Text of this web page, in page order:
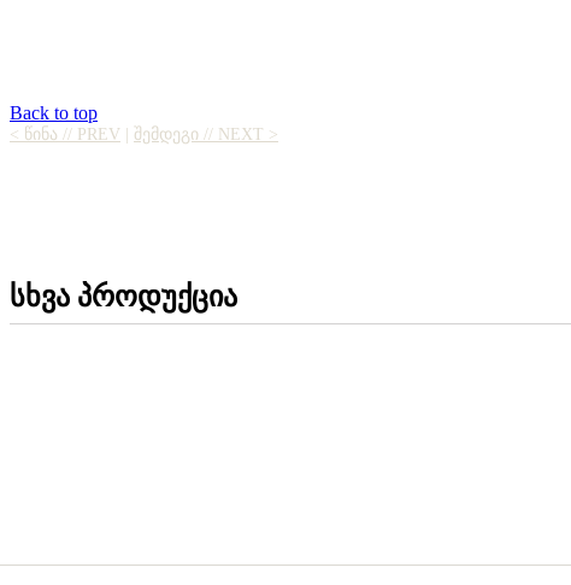
Back to top
< ᲬᲘᲜᲐ // PREV ᲨᲔᲛᲓᲔᲒᲘ // NEXT >
სხვა პროდუქცია